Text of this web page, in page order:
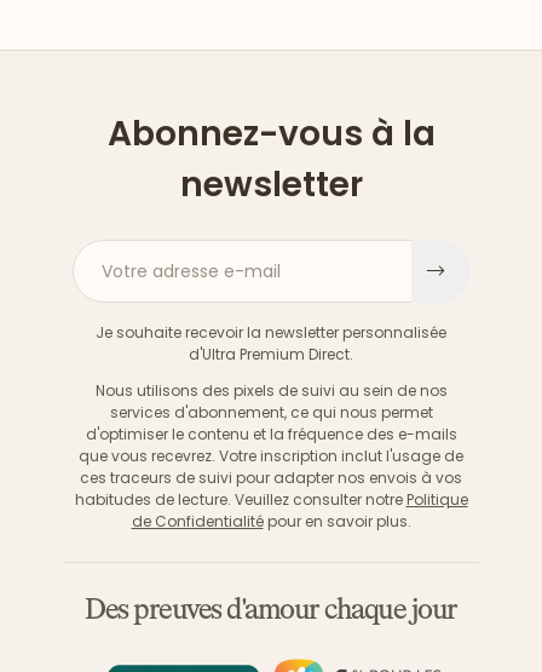
Abonnez-vous à la
newsletter
Votre adresse e-mail
Je souhaite recevoir la newsletter personnalisée
d'Ultra Premium Direct.
Nous utilisons des pixels de suivi au sein de nos
services d'abonnement, ce qui nous permet
d'optimiser le contenu et la fréquence des e-mails
que vous recevrez. Votre inscription inclut l'usage de
ces traceurs de suivi pour adapter nos envois à vos
habitudes de lecture. Veuillez consulter notre Politique
de Confidentialitépour en savoir plus.
Des preuves d'amour chaque jour